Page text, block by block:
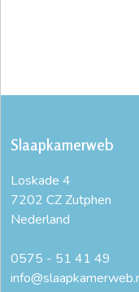
Slaapkamerweb
Loskade 4
7202 CZ Zutphen
Nederland
0575 - 51 41 49